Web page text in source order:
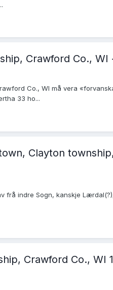
Crawford Co.,
Co., WI må vera
33 ho...
Clayton
indre Sogn, kanskje
Crawford Co.,